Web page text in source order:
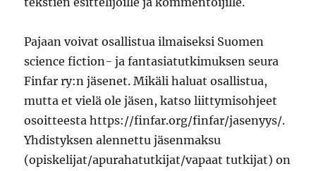
Pajaan voivat osallistua ilmaiseksi Suomen
science fiction- ja fantasiatutkimuksen seura
Finfar ry:n jäsenet. Mikäli haluat osallistua,
mutta et vielä ole jäsen, katso liittymisohjeet
osoitteesta https://finfar.org/finfar/jasenyys/.
Yhdistyksen alennettu jäsenmaksu
(opiskelijat/apurahatutkijat/vapaat tutkijat) on